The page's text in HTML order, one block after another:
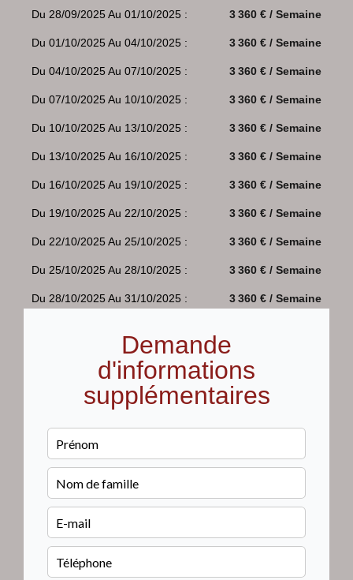
Du 28/09/2025 Au 01/10/2025 : 3 360 € / Semaine
Du 01/10/2025 Au 04/10/2025 : 3 360 € / Semaine
Du 04/10/2025 Au 07/10/2025 : 3 360 € / Semaine
Du 07/10/2025 Au 10/10/2025 : 3 360 € / Semaine
Du 10/10/2025 Au 13/10/2025 : 3 360 € / Semaine
Du 13/10/2025 Au 16/10/2025 : 3 360 € / Semaine
Du 16/10/2025 Au 19/10/2025 : 3 360 € / Semaine
Du 19/10/2025 Au 22/10/2025 : 3 360 € / Semaine
Du 22/10/2025 Au 25/10/2025 : 3 360 € / Semaine
Du 25/10/2025 Au 28/10/2025 : 3 360 € / Semaine
Du 28/10/2025 Au 31/10/2025 : 3 360 € / Semaine
Demande
d'informations
supplémentaires